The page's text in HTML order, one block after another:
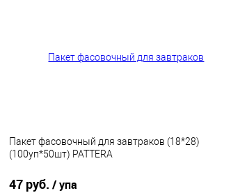
Пакет фасовочный для завтраков (18*28)
(100уп*50шт) PATTERA
47 руб. / упа